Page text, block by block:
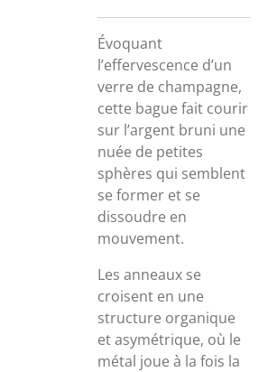
Évoquant
l’effervescence d’un
verre de champagne,
cette bague fait courir
sur l’argent bruni une
nuée de petites
sphères qui semblent
se former et se
dissoudre en
mouvement.
Les anneaux se
croisent en une
structure organique
et asymétrique, où le
métal joue à la fois la